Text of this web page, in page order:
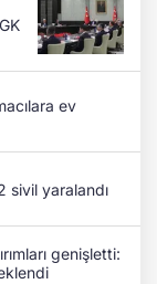
ev
sivil yaralandı
genişletti: